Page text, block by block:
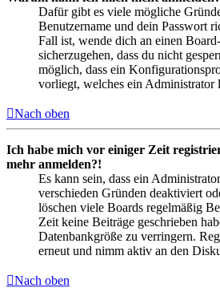
Dafür gibt es viele mögliche
Benutzername und dein Passwort
Fall ist, wende dich an einen
sicherzugehen, dass du nicht
möglich, dass ein
vorliegt, welches ein Administrator
Nach oben
Ich habe mich vor einiger Zeit
mehr anmelden?!
Es kann sein, dass ein
verschieden Gründen deaktiviert
löschen viele Boards regelmäßig
Zeit keine Beiträge geschrieben
Datenbankgröße zu verringern.
erneut und nimm aktiv an den
Nach oben